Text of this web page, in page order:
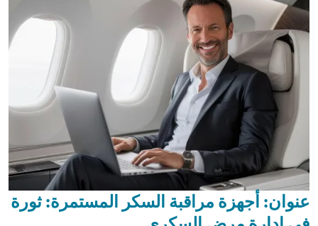
عنوان: أجهزة مراقبة السكر المستمرة: ثورة